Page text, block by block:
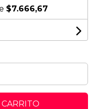
$7.666,67